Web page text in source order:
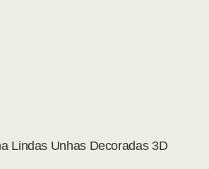
Lindas Unhas Decoradas 3D